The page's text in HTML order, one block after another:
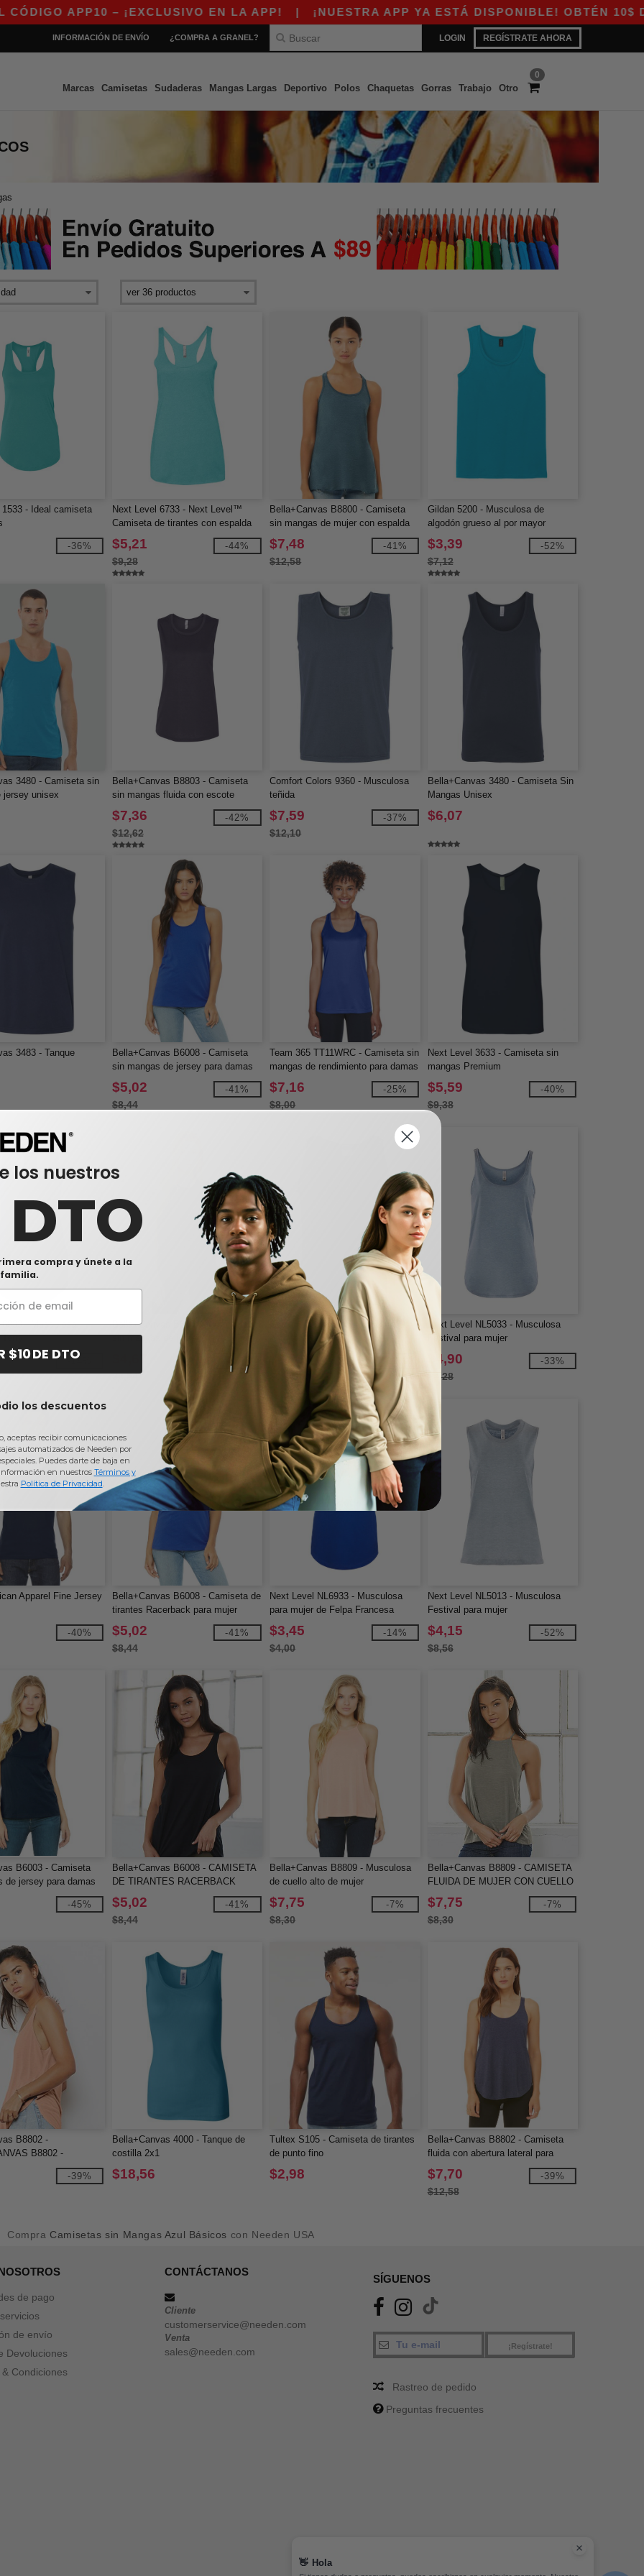
APP10 – ¡EXCLUSIVO EN LA APP!|¡NUESTRA APP YA ESTÁ DISPONIBLE! OBTÉN 10$ DE
LOGIN REGÍSTRATE AHORA
INFORMACIÓN DE ENVÍO ¿COMPRA A GRANEL?
0
Marcas Camisetas Sudaderas Mangas Largas Deportivo Polos Chaquetas Gorras Trabajo Otro
1533 - Ideal camiseta
-36%
Next Level 6733 - Next Level™
Camiseta de tirantes con espalda
cruzada de tri-blend para mujer
$5,21
$9,28
-44%
Bella+Canvas B8800 - Camiseta
sin mangas de mujer con espalda
deportiva fluida
$7,48
$12,58
-41%
Gildan 5200 - Musculosa de
algodón grueso al por mayor
$3,39
$7,12
-52%
3480 - Camiseta sin
jersey unisex
Bella+Canvas B8803 - Camiseta
sin mangas fluida con escote
redondo para mujer
$7,36
$12,62
-42%
Comfort Colors 9360 - Musculosa
teñida
$7,59
$12,10
-37%
Bella+Canvas 3480 - Camiseta Sin
Mangas Unisex
$6,07
3483 - Tanque
Bella+Canvas B6008 - Camiseta
sin mangas de jersey para damas
$5,02
$8,44
-41%
Team 365 TT11WRC - Camiseta sin
mangas de rendimiento para damas
con espalda deportiva
$7,16
$8,00
-25%
Next Level 3633 - Camiseta sin
mangas Premium
$5,59
$9,38
-40%
- Musculosa
-14%
Bella+Canvas B6003 - Camiseta
sin mangas de jersey para damas
$8,54
-45%
Gildan 2200 - Musculosa Ultra
$4,36
Next Level NL5033 - Musculosa
Festival para mujer
$4,90
$7,28
-33%
Apparel Fine Jersey
-40%
Bella+Canvas B6008 - Camiseta de
tirantes Racerback para mujer
$5,02
$8,44
-41%
Next Level NL6933 - Musculosa
para mujer de Felpa Francesa
$3,45
$4,00
-14%
Next Level NL5013 - Musculosa
Festival para mujer
$4,15
$8,56
-52%
B6003 - Camiseta
de jersey para damas
-45%
Bella+Canvas B6008 - CAMISETA
DE TIRANTES RACERBACK
PARA MUJER
$5,02
$8,44
-41%
Bella+Canvas B8809 - Musculosa
de cuello alto de mujer
$7,75
$8,30
-7%
Bella+Canvas B8809 - CAMISETA
FLUIDA DE MUJER CON CUELLO
ALTO
$7,75
$8,30
-7%
B8802 -
B8802 -
con aberturas laterales
-39%
Bella+Canvas 4000 - Tanque de
costilla 2x1
$18,56
Tultex S105 - Camiseta de tirantes
de punto fino
$2,98
Bella+Canvas B8802 - Camiseta
fluida con abertura lateral para
mujer
$7,70
$12,58
-39%
Compra Camisetas sin Mangas Azul Básicos con Needen USA
de pago
de envío
Devoluciones
Condiciones
CONTÁCTANOS
Cliente
customerservice@needen.com
Venta
sales@needen.com
SÍGUENOS
¡Regístrate!
Rastreo de pedido
Preguntas frecuentes
👋 Hola
los nuestros
compra y únete a la
familia.
$10 DE DTO
los descuentos
aceptas recibir comunicaciones
automatizados de Needen por
Puedes darte de baja en
en nuestros Términos y
Política de Privacidad.